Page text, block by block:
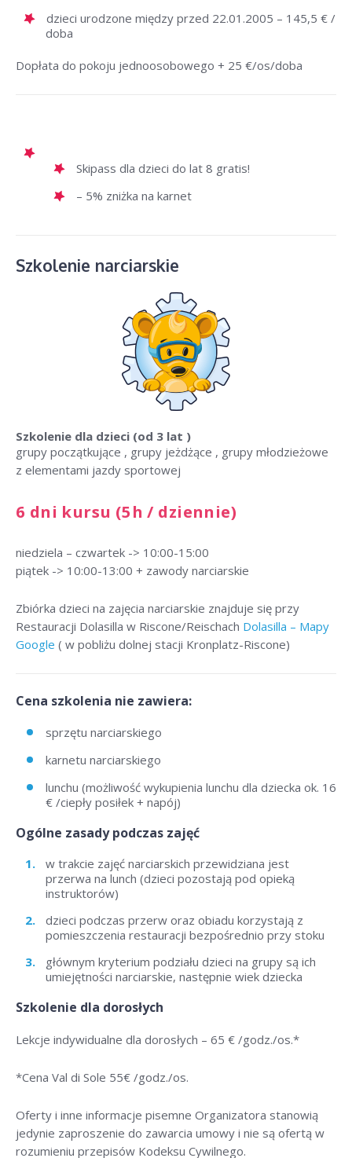
dzieci urodzone między przed 22.01.2005 – 145,5 € /
doba
Dopłata do pokoju jednoosobowego + 25 €/os/doba
Skipass dla dzieci do lat 8 gratis!
– 5% zniżka na karnet
Szkolenie narciarskie
Szkolenie dla dzieci (od 3 lat )
grupy początkujące , grupy jeżdżące , grupy młodzieżowe
z elementami jazdy sportowej
6 dni kursu (5h / dziennie)
niedziela – czwartek -> 10:00-15:00
piątek -> 10:00-13:00 + zawody narciarskie
Zbiórka dzieci na zajęcia narciarskie znajduje się przy
Restauracji Dolasilla w Riscone/Reischach Dolasilla – Mapy
Google ( w pobliżu dolnej stacji Kronplatz-Riscone)
Cena szkolenia nie zawiera:
sprzętu narciarskiego
karnetu narciarskiego
lunchu (możliwość wykupienia lunchu dla dziecka ok. 16
€ /ciepły posiłek + napój)
Ogólne zasady podczas zajęć
w trakcie zajęć narciarskich przewidziana jest
przerwa na lunch (dzieci pozostają pod opieką
instruktorów)
dzieci podczas przerw oraz obiadu korzystają z
pomieszczenia restauracji bezpośrednio przy stoku
głównym kryterium podziału dzieci na grupy są ich
umiejętności narciarskie, następnie wiek dziecka
Szkolenie dla dorosłych
Lekcje indywidualne dla dorosłych – 65 € /godz./os.*
*Cena Val di Sole 55€ /godz./os.
Oferty i inne informacje pisemne Organizatora stanowią
jedynie zaproszenie do zawarcia umowy i nie są ofertą w
rozumieniu przepisów Kodeksu Cywilnego.